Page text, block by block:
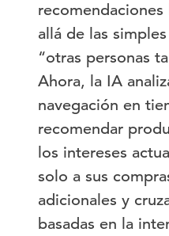
recomendaciones
allá de las
“otras personas
Ahora, la IA
navegación en
recomendar
los intereses
solo a sus
adicionales y
basadas en la